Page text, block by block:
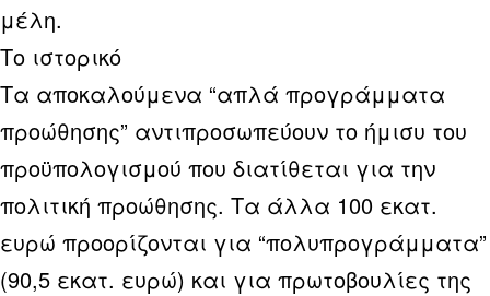
μέλη.
Το ιστορικό
Τα αποκαλούμενα “απλά προγράμματα
προώθησης” αντιπροσωπεύουν το ήμισυ του
προϋπολογισμού που διατίθεται για την
πολιτική προώθησης. Τα άλλα 100 εκατ.
ευρώ προορίζονται για “πολυπρογράμματα”
(90,5 εκατ. ευρώ) και για πρωτοβουλίες της